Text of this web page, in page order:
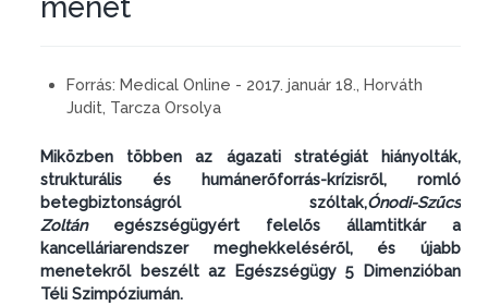
Forrás: Medical Online - 2017. január 18., Horváth
Judit, Tarcza Orsolya
Miközben többen az ágazati stratégiát hiányolták,
strukturális és humánerőforrás-krízisről, romló
betegbiztonságról szóltak,Ónodi-Szűcs
Zoltán egészségügyért felelős államtitkár a
kancelláriarendszer meghekkeléséről, és újabb
menetekről beszélt az Egészségügy 5 Dimenzióban
Téli Szimpóziumán.